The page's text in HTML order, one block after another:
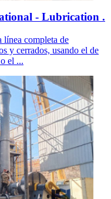
- Lubrication .
línea completa de
y cerrados, usando el de
el ...